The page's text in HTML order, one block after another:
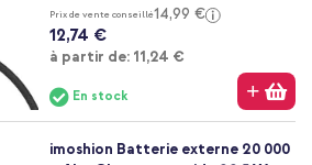
Prix de vente conseillé14,99 €
12,74 €
à partir de: À partir de
11,24 €
En stock
imoshion Batterie externe 20 000